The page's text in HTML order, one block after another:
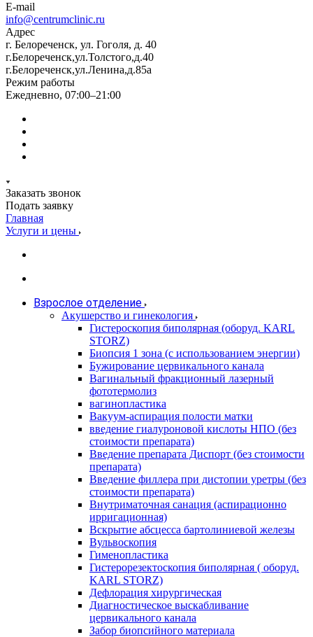
E-mail
info@centrumclinic.ru
Адрес
г. Белореченск, ул. Гоголя, д. 40
г.Белореченск,ул.Толстого,д.40
г.Белореченск,ул.Ленина,д.85а
Режим работы
Ежедневно, 07:00–21:00
Заказать звонок
Подать заявку
Главная
Услуги и цены
Взрослое отделение
Акушерство и гинекология
Гистероскопия биполярная (оборуд. KARL
STORZ)
Биопсия 1 зона (с использованием энергии)
Бужирование цервикального канала
Вагинальный фракционный лазерный
фототермолиз
вагинопластика
Вакуум-аспирация полости матки
введение гиалуроновой кислоты НПО (без
стоимости препарата)
Введение препарата Диспорт (без стоимости
препарата)
Введение филлера при дистопии уретры (без
стоимости препарата)
Внутриматочная санация (аспирационно
ирригационная)
Вскрытие абсцесса бартолиниевой железы
Вульвоскопия
Гименопластика
Гистерорезектоскопия биполярная ( оборуд.
KARL STORZ)
Дефлорация хирургическая
Диагностическое выскабливание
цервикального канала
Забор биопсийного материала